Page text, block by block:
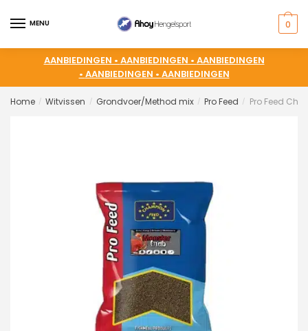
MENU 0
AANBIEDINGEN • AANBIEDINGEN • AANBIEDINGEN
• AANBIEDINGEN • AANBIEDINGEN
Home / Witvissen / Grondvoer/Method mix / Pro Feed / Pro Feed